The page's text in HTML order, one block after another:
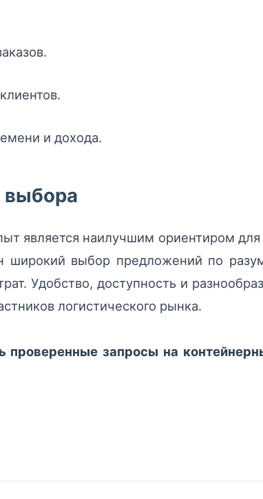
и дохода.
выбора
является наилучшим ориентиром для
широкий выбор предложений по
Удобство, доступность и
логистического рынка.
проверенные запросы на